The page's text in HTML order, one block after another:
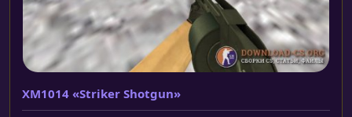
XM1014 «Striker Shotgun»